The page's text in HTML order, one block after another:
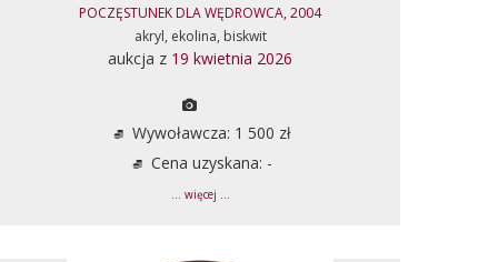
POCZĘSTUNEK DLA WĘDROWCA, 2004
akryl, ekolina, biskwit
aukcja z 19 kwietnia 2026
Wywoławcza: 1 500 zł
Cena uzyskana: -
... więcej ...